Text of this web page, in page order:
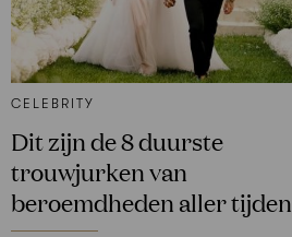
CELEBRITY
Dit zijn de 8 duurste
trouwjurken van
beroemdheden aller tijden